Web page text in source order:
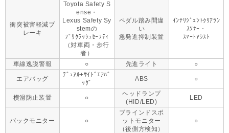
衝突被害軽減ブ
レーキ
Toyota Safety S
ense・
Lexus Safety Sy
stemの
ﾌﾟﾘｸﾗｯｼｭｾｰﾌﾃｨ
（対車両・歩行
者）
ペダル踏み間違
い
急発進抑制装置
ｲﾝﾃﾘｼﾞｪﾝﾄｸﾘｱﾗﾝ
ｽｿﾅｰ・
ｽﾏｰﾄｱｼｽﾄ
車線逸脱警報 ○ 先進ライト ○
エアバッグ
ﾃﾞｭｱﾙ+ｻｲﾄﾞｴｱﾊﾞ
ｯｸﾞ
ABS ○
横滑防止装置 ○
ヘッドランプ
(HID/LED)
LED
バックモニター ○
ブラインドスポ
ットモニター
（後側方検知）
○